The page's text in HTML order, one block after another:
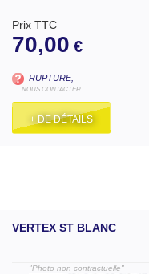
Prix TTC
70,00 €
RUPTURE,
NOUS CONTACTER
+ DE DÉTAILS
VERTEX ST BLANC
"Photo non contractuelle"